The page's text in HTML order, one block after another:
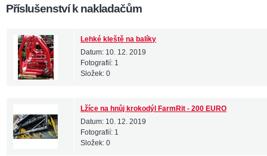
Příslušenství k nakladačům
Lehké kleště na balíky
Datum: 10. 12. 2019
Fotografií: 1
Složek:0
Lžíce na hnůj krokodýl FarmRit - 200 EURO
Datum: 10. 12. 2019
Fotografií: 1
Složek:0